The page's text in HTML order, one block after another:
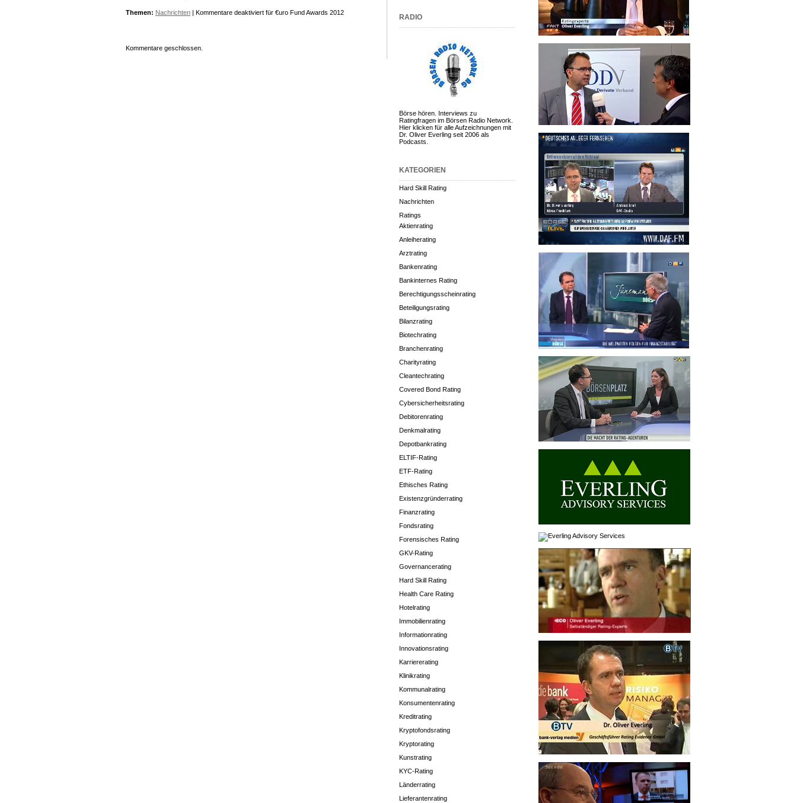
Themen: Nachrichten | Kommentare deaktiviert für €uro Fund Awards 2012
Kommentare geschlossen.
RADIO
Börse hören. Interviews zu
Ratingfragen im Börsen Radio Network.
Hier klicken für alle Aufzeichnungen mit
Dr. Oliver Everling seit 2006 als
Podcasts.
KATEGORIEN
Hard Skill Rating
Nachrichten
Ratings
Aktienrating
Anleiherating
Arztrating
Bankenrating
Bankinternes Rating
Berechtigungsscheinrating
Beteiligungsrating
Bilanzrating
Biotechrating
Branchenrating
Charityrating
Cleantechrating
Covered Bond Rating
Cybersicherheitsrating
Debitorenrating
Denkmalrating
Depotbankrating
ELTIF-Rating
ETF-Rating
Ethisches Rating
Existenzgründerrating
Finanzrating
Fondsrating
Forensisches Rating
GKV-Rating
Governancerating
Hard Skill Rating
Health Care Rating
Hotelrating
Immobilienrating
Informationrating
Innovationsrating
Karriererating
Klinikrating
Kommunalrating
Konsumentenrating
Kreditrating
Kryptofondsrating
Kryptorating
Kunstrating
KYC-Rating
Länderrating
Lieferantenrating